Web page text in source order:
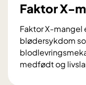
d
i
n
g
e
e
r
Faktor X-
Faktor X-mangel
blødersykdom
medfødt og